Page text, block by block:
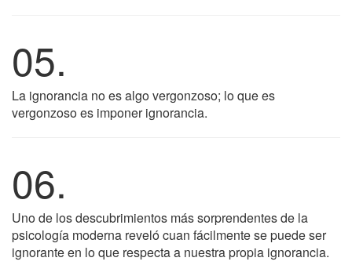
05.
La ignorancia no es algo vergonzoso; lo que es
vergonzoso es imponer ignorancia.
06.
Uno de los descubrimientos más sorprendentes de la
psicología moderna reveló cuan fácilmente se puede ser
ignorante en lo que respecta a nuestra propia ignorancia.